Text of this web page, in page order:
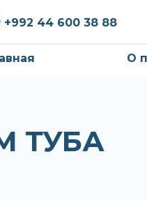
+992 44 600 38 88
О
ТУБА